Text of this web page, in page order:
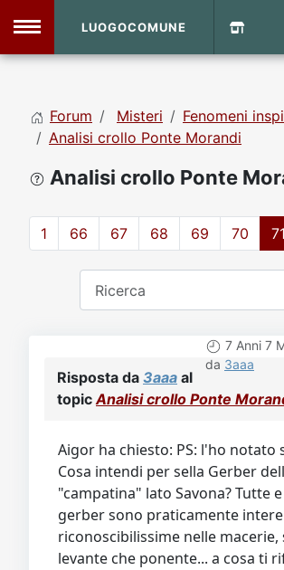
Home
DVD Shop
Sito
LUOGOCOMUNE
Forum Misteri
Fenomeni
Analisi crollo Ponte Morandi
Analisi crollo Ponte
1 66 67 68 69 70 71
7 Anni 7
da 3aaa
Risposta da 3aaa al
topicAnalisi crollo Ponte
Aigor ha chiesto: PS: l'ho notato
Cosa intendi per sella Gerber
"campatina" lato Savona? Tutte
gerber sono praticamente
riconoscibilissime nelle macerie,
levante che ponente... a cosa ti